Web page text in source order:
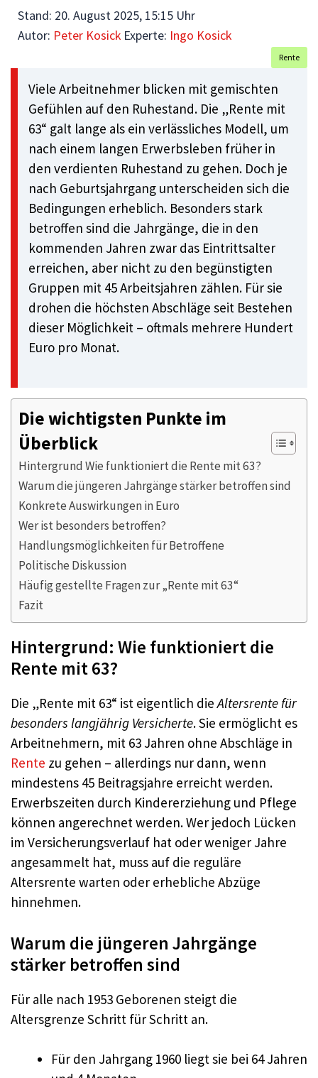
Stand: 20. August 2025, 15:15 Uhr
Autor: Peter Kosick Experte: Ingo Kosick
Rente
Viele Arbeitnehmer blicken mit gemischten
Gefühlen auf den Ruhestand. Die „Rente mit
63“ galt lange als ein verlässliches Modell, um
nach einem langen Erwerbsleben früher in
den verdienten Ruhestand zu gehen. Doch je
nach Geburtsjahrgang unterscheiden sich die
Bedingungen erheblich. Besonders stark
betroffen sind die Jahrgänge, die in den
kommenden Jahren zwar das Eintrittsalter
erreichen, aber nicht zu den begünstigten
Gruppen mit 45 Arbeitsjahren zählen. Für sie
drohen die höchsten Abschläge seit Bestehen
dieser Möglichkeit – oftmals mehrere Hundert
Euro pro Monat.
Die wichtigsten Punkte im
Überblick
Hintergrund Wie funktioniert die Rente mit 63?
Warum die jüngeren Jahrgänge stärker betroffen sind
Konkrete Auswirkungen in Euro
Wer ist besonders betroffen?
Handlungsmöglichkeiten für Betroffene
Politische Diskussion
Häufig gestellte Fragen zur „Rente mit 63“
Fazit
Hintergrund: Wie funktioniert die
Rente mit 63?
Die „Rente mit 63“ ist eigentlich dieAltersrente für
besonders langjährig Versicherte. Sie ermöglicht es
Arbeitnehmern, mit 63 Jahren ohne Abschläge in
Rente zu gehen – allerdings nur dann, wenn
mindestens 45 Beitragsjahre erreicht werden.
Erwerbszeiten durch Kindererziehung und Pflege
können angerechnet werden. Wer jedoch Lücken
im Versicherungsverlauf hat oder weniger Jahre
angesammelt hat, muss auf die reguläre
Altersrente warten oder erhebliche Abzüge
hinnehmen.
Warum die jüngeren Jahrgänge
stärker betroffen sind
Für alle nach 1953 Geborenen steigt die
Altersgrenze Schritt für Schritt an.
Für den Jahrgang 1960 liegt sie bei 64 Jahren